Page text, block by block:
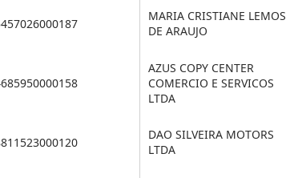
MARIA CRISTIANE LEMOS
DE ARAUJO
AZUS COPY CENTER
COMERCIO E SERVICOS
LTDA
DAO SILVEIRA MOTORS
LTDA